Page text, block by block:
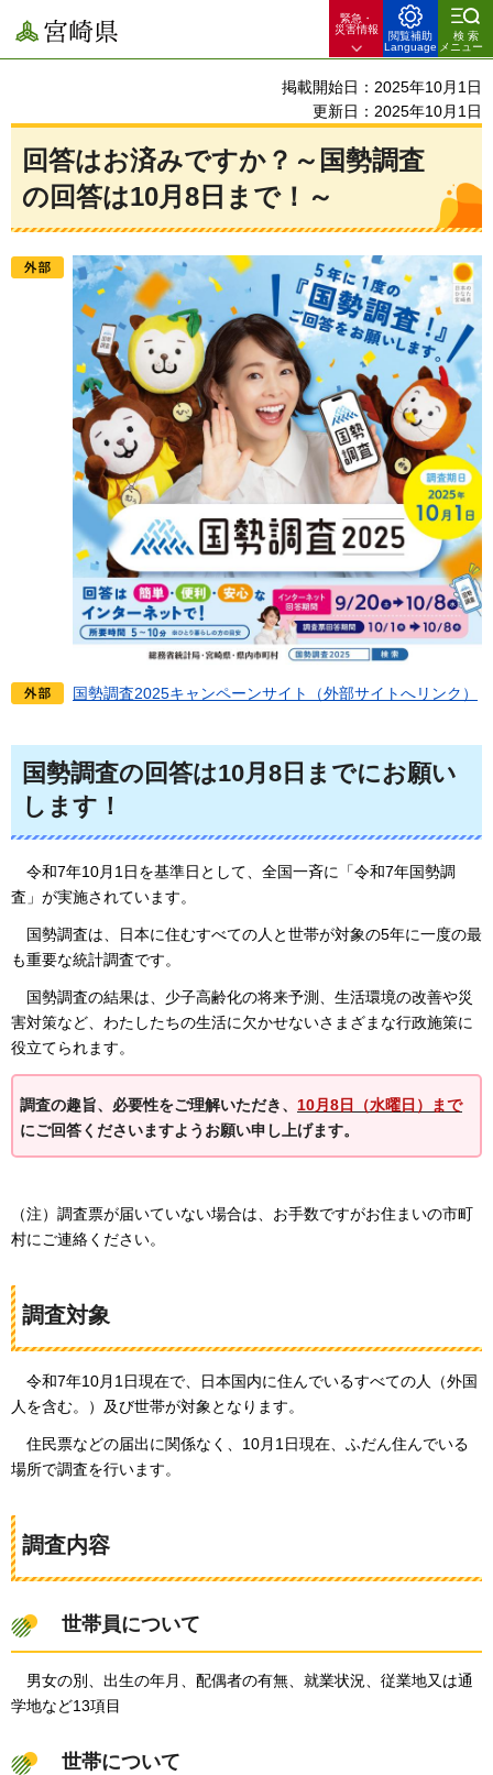
宮崎県
緊急・
災害情報
閲覧補助
Language
検索
メニュー
掲載開始日：2025年10月1日
更新日：2025年10月1日
回答はお済みですか？～国勢調査
の回答は10月8日まで！～
国勢調査2025キャンペーンサイト（外部サイトへリンク）
国勢調査の回答は10月8日までにお願い
します！
令和7年10月1日を基準日として、全国一斉に「令和7年国勢調
査」が実施されています。
国勢調査は、日本に住むすべての人と世帯が対象の5年に一度の最
も重要な統計調査です。
国勢調査の結果は、少子高齢化の将来予測、生活環境の改善や災
害対策など、わたしたちの生活に欠かせないさまざまな行政施策に
役立てられます。
調査の趣旨、必要性をご理解いただき、 10月8日（水曜日）まで
にご回答くださいますようお願い申し上げます。
（注）調査票が届いていない場合は、お手数ですがお住まいの市町
村にご連絡ください。
調査対象
令和7年10月1日現在で、日本国内に住んでいるすべての人（外国
人を含む。）及び世帯が対象となります。
住民票などの届出に関係なく、10月1日現在、ふだん住んでいる
場所で調査を行います。
調査内容
世帯員について
男女の別、出生の年月、配偶者の有無、就業状況、従業地又は通
学地など13項目
世帯について